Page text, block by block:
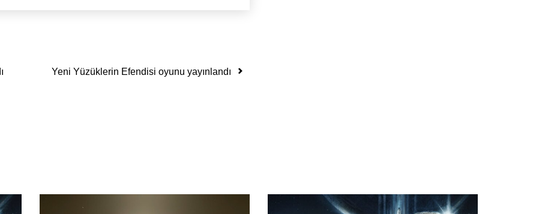
Yeni Yüzüklerin Efendisi oyunu yayınlandı